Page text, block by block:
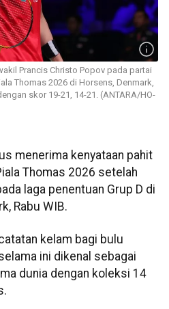
Prancis Christo Popov pada partai
Thomas 2026 di Horsens, Denmark,
skor 19-21, 14-21. (ANTARA/HO-
menerima kenyataan pahit
Thomas 2026 setelah
laga penentuan Grup D di
Rabu WIB.
kelam bagi bulu
ini dikenal sebagai
dunia dengan koleksi 14